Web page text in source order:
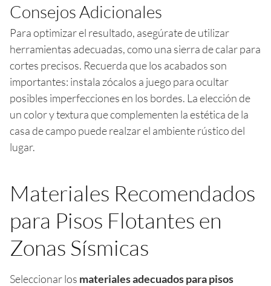
Consejos Adicionales
Para optimizar el resultado, asegúrate de utilizar
herramientas adecuadas, como una sierra de calar para
cortes precisos. Recuerda que los acabados son
importantes: instala zócalos a juego para ocultar
posibles imperfecciones en los bordes. La elección de
un color y textura que complementen la estética de la
casa de campo puede realzar el ambiente rústico del
lugar.
Materiales Recomendados
para Pisos Flotantes en
Zonas Sísmicas
Seleccionar los materiales adecuados para pisos